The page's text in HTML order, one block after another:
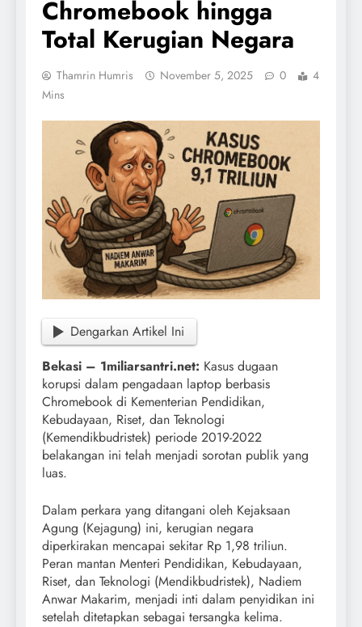
Chromebook hingga
Total Kerugian Negara
Thamrin Humris November 5, 2025 0
4
Mins
Dengarkan Artikel Ini
Bekasi – 1miliarsantri.net: Kasus dugaan
korupsi dalam pengadaan laptop berbasis
Chromebook di Kementerian Pendidikan,
Kebudayaan, Riset, dan Teknologi
(Kemendikbudristek) periode 2019-2022
belakangan ini telah menjadi sorotan publik yang
luas.
Dalam perkara yang ditangani oleh Kejaksaan
Agung (Kejagung) ini, kerugian negara
diperkirakan mencapai sekitar Rp 1,98 triliun.
Peran mantan Menteri Pendidikan, Kebudayaan,
Riset, dan Teknologi (Mendikbudristek), Nadiem
Anwar Makarim, menjadi inti dalam penyidikan ini
setelah ditetapkan sebagai tersangka kelima.